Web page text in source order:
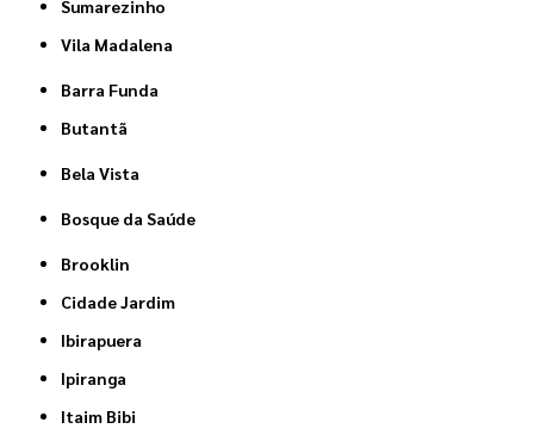
Sumarezinho
Vila Madalena
Barra Funda
Butantã
Bela Vista
Bosque da Saúde
Brooklin
Cidade Jardim
Ibirapuera
Ipiranga
Itaim Bibi